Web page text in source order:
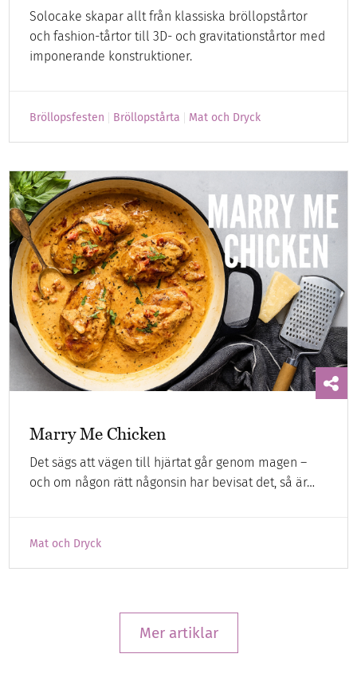
Solocake skapar allt från klassiska bröllopstårtor
och fashion-tårtor till 3D- och gravitationstårtor med
imponerande konstruktioner.
Bröllopsfesten Bröllopstårta Mat och Dryck
Marry Me Chicken
Det sägs att vägen till hjärtat går genom magen –
och om någon rätt någonsin har bevisat det, så är…
Mat och Dryck
Mer artiklar